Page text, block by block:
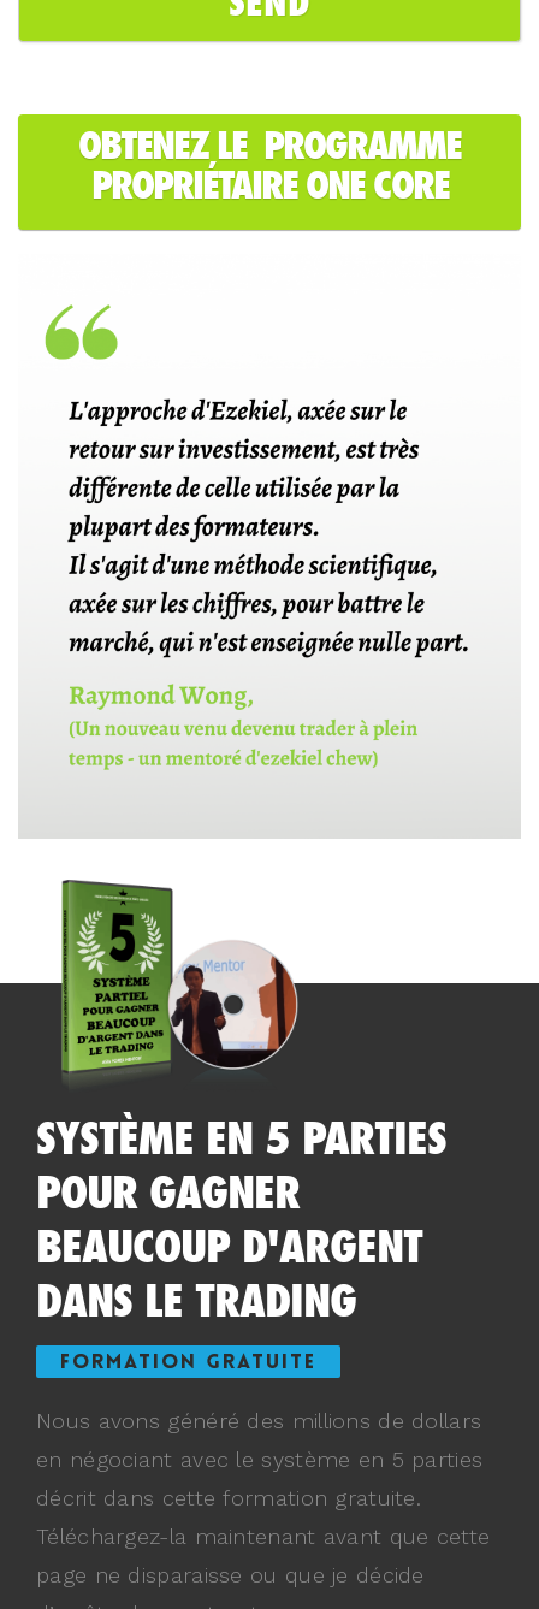
OBTENEZ LE PROGRAMME
PROPRIÉTAIRE ONE CORE
SYSTÈME EN 5 PARTIES
POUR GAGNER
BEAUCOUP D'ARGENT
DANS LE TRADING
FORMATION GRATUITE
Nous avons généré des millions de dollars
en négociant avec le système en 5 parties
décrit dans cette formation gratuite.
Téléchargez-la maintenant avant que cette
page ne disparaisse ou que je décide